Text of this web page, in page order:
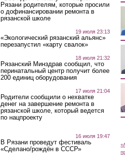
Рязани родителям, которые просили
о дофинансировании ремонта в
рязанской школе
19 июля 23:13
«Экологический рязанский альянс»
перезапустил «карту свалок»
18 июля 21:32
Рязанский Минздрав сообщил, что
перинатальный центр получит более
200 единиц оборудования
17 июля 21:04
Родители сообщили о нехватке
денег на завершение ремонта в
рязанской школе, который ведется
по нацпроекту
16 июля 19:47
В Рязани проведут фестиваль
«Сделано/рождён в СССР»